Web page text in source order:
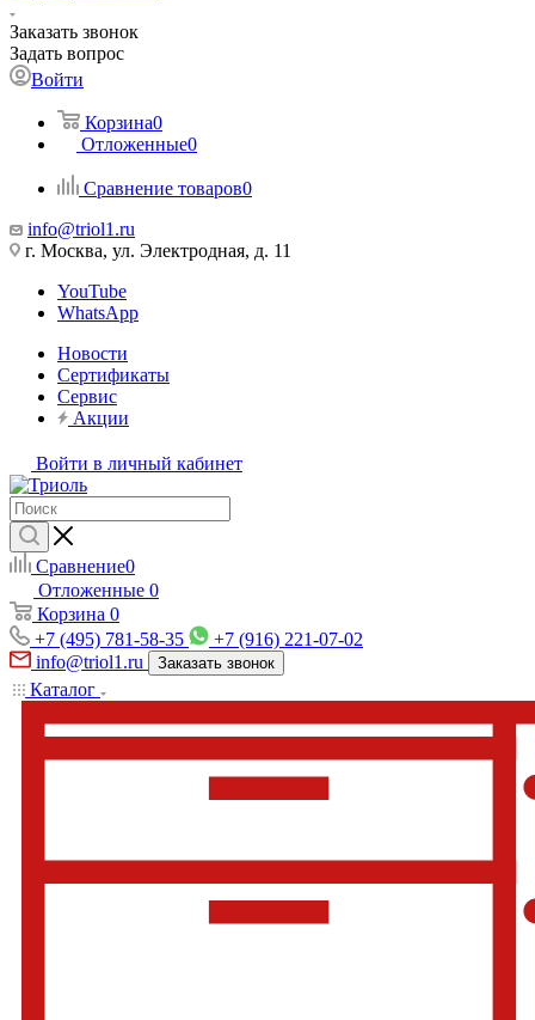
Заказать звонок
Задать вопрос
Войти
Корзина0
Отложенные0
Сравнение товаров0
info@triol1.ru
г. Москва, ул. Электродная, д. 11
YouTube
WhatsApp
Новости
Сертификаты
Сервис
Акции
Войти в личный кабинет
Сравнение0
Отложенные 0
Корзина 0
+7 (495) 781-58-35
+7 (916) 221-07-02
info@triol1.ru
Заказать звонок
Каталог